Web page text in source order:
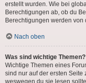
erstellt wurden. Wie bei
Berechtigungen ab, ob du
Berechtigungen werden
Nach oben
Was sind wichtige Themen?
Wichtige Themen eines
sind nur auf der ersten
weswegen du sie lesen